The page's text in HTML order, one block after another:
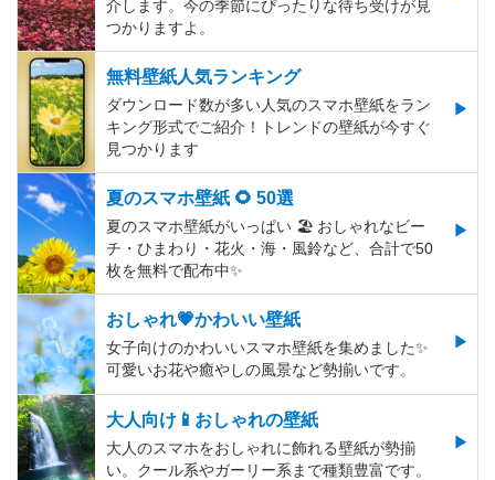
介します。今の季節にぴったりな待ち受けが見
つかりますよ。
無料壁紙人気ランキング
ダウンロード数が多い人気のスマホ壁紙をラン
キング形式でご紹介！トレンドの壁紙が今すぐ
見つかります
夏のスマホ壁紙 🌻 50選
夏のスマホ壁紙がいっぱい 🏖 おしゃれなビー
チ・ひまわり・花火・海・風鈴など、合計で50
枚を無料で配布中✨
おしゃれ💗かわいい壁紙
女子向けのかわいいスマホ壁紙を集めました✨
可愛いお花や癒やしの風景など勢揃いです。
大人向け📱おしゃれの壁紙
大人のスマホをおしゃれに飾れる壁紙が勢揃
い。クール系やガーリー系まで種類豊富です。